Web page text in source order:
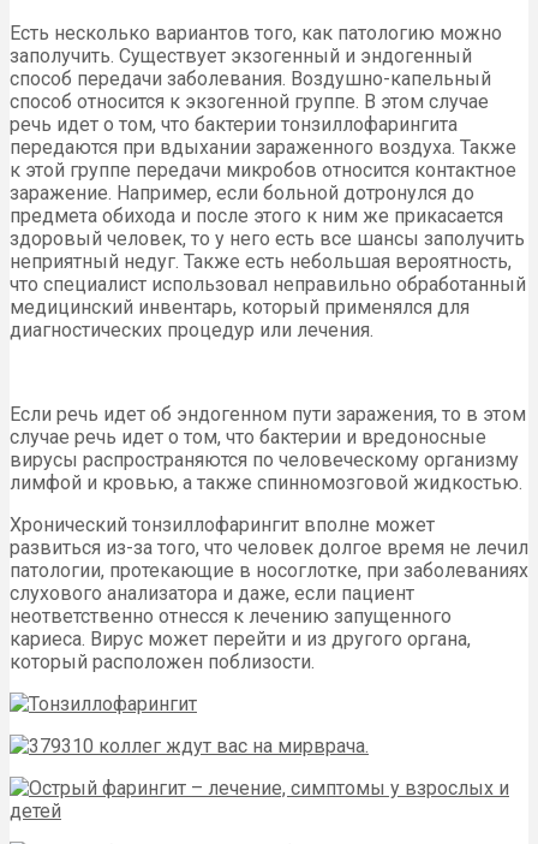
Есть несколько вариантов того, как патологию можно
заполучить. Существует экзогенный и эндогенный
способ передачи заболевания. Воздушно-капельный
способ относится к экзогенной группе. В этом случае
речь идет о том, что бактерии тонзиллофарингита
передаются при вдыхании зараженного воздуха. Также
к этой группе передачи микробов относится контактное
заражение. Например, если больной дотронулся до
предмета обихода и после этого к ним же прикасается
здоровый человек, то у него есть все шансы заполучить
неприятный недуг. Также есть небольшая вероятность,
что специалист использовал неправильно обработанный
медицинский инвентарь, который применялся для
диагностических процедур или лечения.
Если речь идет об эндогенном пути заражения, то в этом
случае речь идет о том, что бактерии и вредоносные
вирусы распространяются по человеческому организму
лимфой и кровью, а также спинномозговой жидкостью.
Хронический тонзиллофарингит вполне может
развиться из-за того, что человек долгое время не лечил
патологии, протекающие в носоглотке, при заболеваниях
слухового анализатора и даже, если пациент
неответственно отнесся к лечению запущенного
кариеса. Вирус может перейти и из другого органа,
который расположен поблизости.